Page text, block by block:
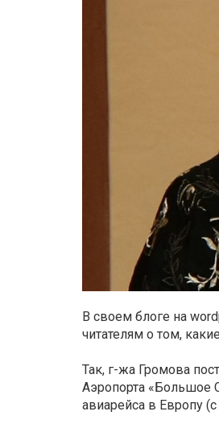
В своем блоге на
читателям о том,
Так, г-жа Громова
Аэропорта «Большое
авиарейса в Европу